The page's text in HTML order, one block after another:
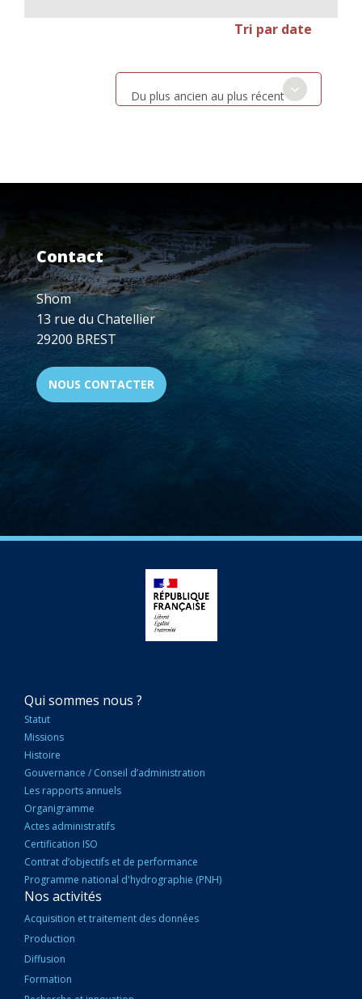
Tri par date
Du plus ancien au plus récent
Contact
Shom
13 rue du Chatellier
29200 BREST
NOUS CONTACTER
NAVIGATION
PRINCIPALE
Qui sommes nous ?
Statut
Missions
Histoire
Gouvernance / Conseil d’administration
Les rapports annuels
Organigramme
Actes administratifs
Certification ISO
Contrat d’objectifs et de performance
Programme national d'hydrographie (PNH)
Nos activités
Acquisition et traitement des données
Production
Diffusion
Formation